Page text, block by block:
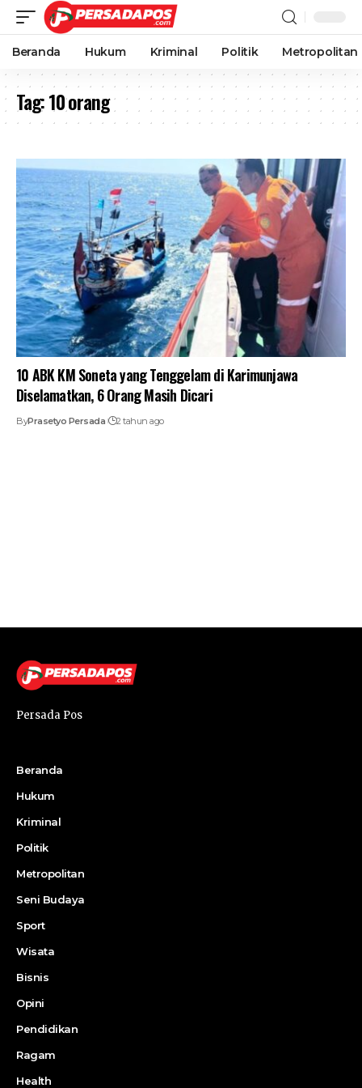
Beranda Hukum Kriminal Politik Metropolitan
Tag:10 orang
10 ABK KM Soneta yang Tenggelam di Karimunjawa
Diselamatkan, 6 Orang Masih Dicari
ByPrasetyo Persada 2 tahun ago
Persada Pos
Beranda
Hukum
Kriminal
Politik
Metropolitan
Seni Budaya
Sport
Wisata
Bisnis
Opini
Pendidikan
Ragam
Health